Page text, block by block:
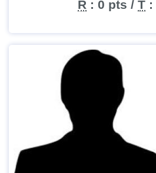
R : 0 pts / T :